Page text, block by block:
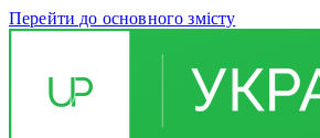
Перейти до основного змісту